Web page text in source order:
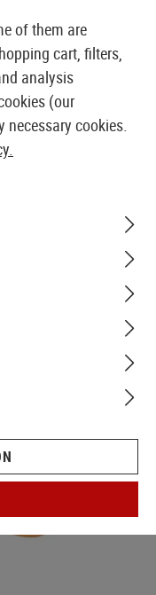
of them are
cart, filters,
analysis
(our
necessary cookies.